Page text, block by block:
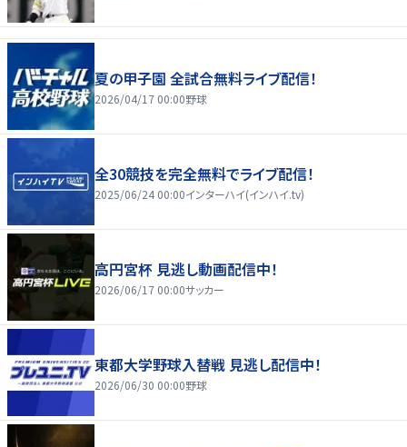
夏の甲子園 全試合無料ライブ配信！
2026/04/17 00:00野球
全30競技を完全無料でライブ配信！
2025/06/24 00:00インターハイ(インハイ.tv)
高円宮杯 見逃し動画配信中！
2026/06/17 00:00サッカー
東都大学野球入替戦 見逃し配信中！
2026/06/30 00:00野球